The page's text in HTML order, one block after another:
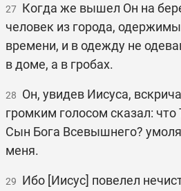
27 Когда же вышел Он на
человек из города,
времени, и в одежду не
в доме, а в гробах.
28 Он, увидев Иисуса,
громким голосом сказал:
Сын Бога Всевышнего?
меня.
29 Ибо [Иисус] повелел